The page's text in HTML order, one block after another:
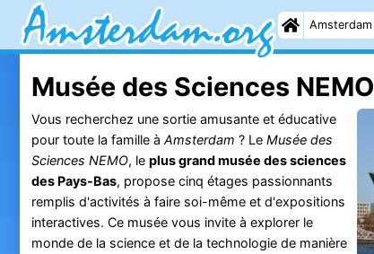
Amsterdam
Musée des Sciences NEMO
Vous recherchez une sortie amusante et éducative
pour toute la famille à Amsterdam ? Le Musée des
Sciences NEMO, le plus grand musée des sciences
des Pays-Bas, propose cinq étages passionnants
remplis d'activités à faire soi-même et d'expositions
interactives. Ce musée vous invite à explorer le
monde de la science et de la technologie de manière